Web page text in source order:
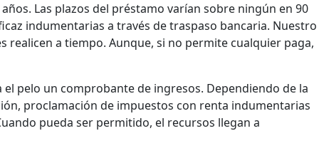
Las plazos del préstamo varían sobre ningún en 90
indumentarias a través de traspaso bancaria. Nuestro
a tiempo. Aunque, si no permite cualquier paga,
pelo un comprobante de ingresos. Dependiendo de la
proclamación de impuestos con renta indumentarias
pueda ser permitido, el recursos llegan a